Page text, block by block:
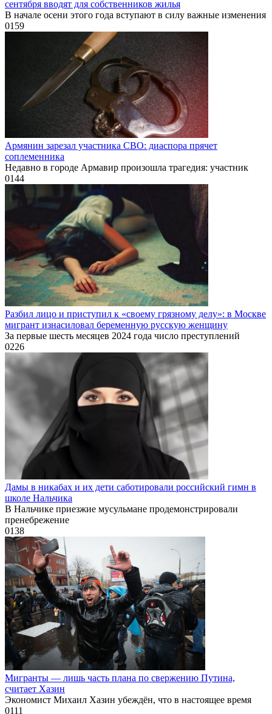
сентября вводят для собственников жилья
В начале осени этого года вступают в силу важные изменения
0159
Армянин зарезал участника СВО: диаспора прячет
соплеменника
Недавно в городе Армавир произошла трагедия: участник
0144
Разбил лицо и приступил к «своему грязному делу»: в Москве
мигрант изнасиловал беременную русскую женщину
За первые шесть месяцев 2024 года число преступлений
0226
Дамы в никабах и их дети саботировали российский гимн в
школе Нальчика
В Нальчике приезжие мусульмане продемонстрировали
пренебрежение
0138
Мигранты — лишь часть плана по свержению Путина,
считает Хазин
Экономист Михаил Хазин убеждён, что в настоящее время
0111